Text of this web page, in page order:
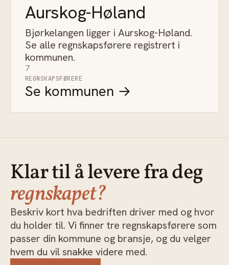
Aurskog-Høland
Bjørkelangen ligger i Aurskog-Høland.
Se alle regnskapsførere registrert i
kommunen.
7
REGNSKAPSFØRERE
Se kommunen →
Klar til å levere fra deg
regnskapet?
Beskriv kort hva bedriften driver med og hvor
du holder til. Vi finner tre regnskapsførere som
passer din kommune og bransje, og du velger
hvem du vil snakke videre med.